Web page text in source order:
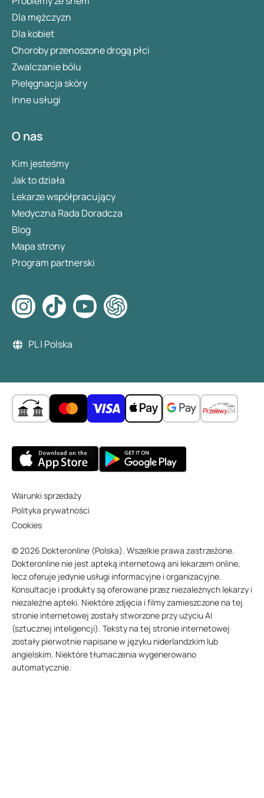
Dla mężczyzn
Dla kobiet
Choroby przenoszone drogą płci
Zwalczanie bólu
Pielęgnacja skóry
Inne usługi
O nas
Kim jesteśmy
Jak to działa
Lekarze współpracujący
Medyczna Rada Doradcza
Blog
Mapa strony
Program partnerski
PL | Polska
Warunki sprzedaży
Polityka prywatności
Cookies
© 2026 Dokteronline (Polska). Wszelkie prawa zastrzeżone.
Dokteronline nie jest apteką internetową ani lekarzem online,
lecz oferuje jedynie usługi informacyjne i organizacyjne.
Konsultacje i produkty są oferowane przez niezależnych lekarzy i
niezależne apteki. Niektóre zdjęcia i filmy zamieszczone na tej
stronie internetowej zostały stworzone przy użyciu AI
(sztucznej inteligencji). Teksty na tej stronie internetowej
zostały pierwotnie napisane w języku niderlandzkim lub
angielskim. Niektóre tłumaczenia wygenerowano
automatycznie.